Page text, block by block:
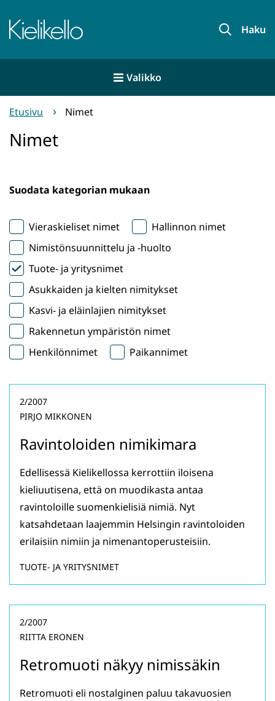
sisältöön
Etusivu Haku
Valikko
Etusivu Nimet
Nimet
Suodata kategorian mukaan
Vieraskieliset nimet
Hallinnon nimet
Nimistönsuunnittelu ja -huolto
Tuote- ja yritysnimet
Asukkaiden ja kielten nimitykset
Kasvi- ja eläinlajien nimitykset
Rakennetun ympäristön nimet
Henkilönnimet
Paikannimet
Ravintoloiden nimikimara
2/2007
PIRJO MIKKONEN
Edellisessä Kielikellossa kerrottiin iloisena
kieliuutisena, että on muodikasta antaa
ravintoloille suomenkielisiä nimiä. Nyt
katsahdetaan laajemmin Helsingin ravintoloiden
erilaisiin nimiin ja nimenantoperusteisiin.
TUOTE- JA YRITYSNIMET
Retromuoti näkyy nimissäkin
2/2007
RIITTA ERONEN
Retromuoti eli nostalginen paluu takavuosien